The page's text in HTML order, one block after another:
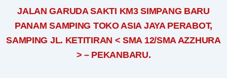
JALAN GARUDA SAKTI KM3 SIMPANG BARU
PANAM SAMPING TOKO ASIA JAYA PERABOT,
SAMPING JL. KETITIRAN < SMA 12/SMA AZZHURA
> – PEKANBARU.